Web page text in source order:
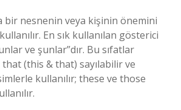
bir nesnenin veya kişinin önemini
En sık kullanılan gösterici
ve şunlar”dır. Bu sıfatlar
that (this & that) sayılabilir ve
kullanılır; these ve those